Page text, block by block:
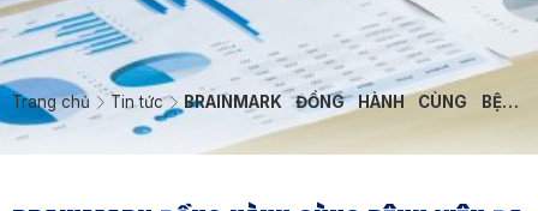
Trang chủ Tin tức
BRAINMARK ĐỒNG HÀNH CÙNG BỆNH
VIỆN ĐA KHOA THANH VŨ MEDIC XÂY
DỰNG NIỀM TỰ HÀO VỀ VĂN HÓA BỆNH